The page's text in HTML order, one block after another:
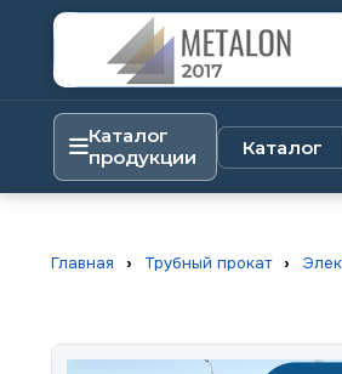
Каталог
продукции
Каталог
Главная › Трубный прокат ›